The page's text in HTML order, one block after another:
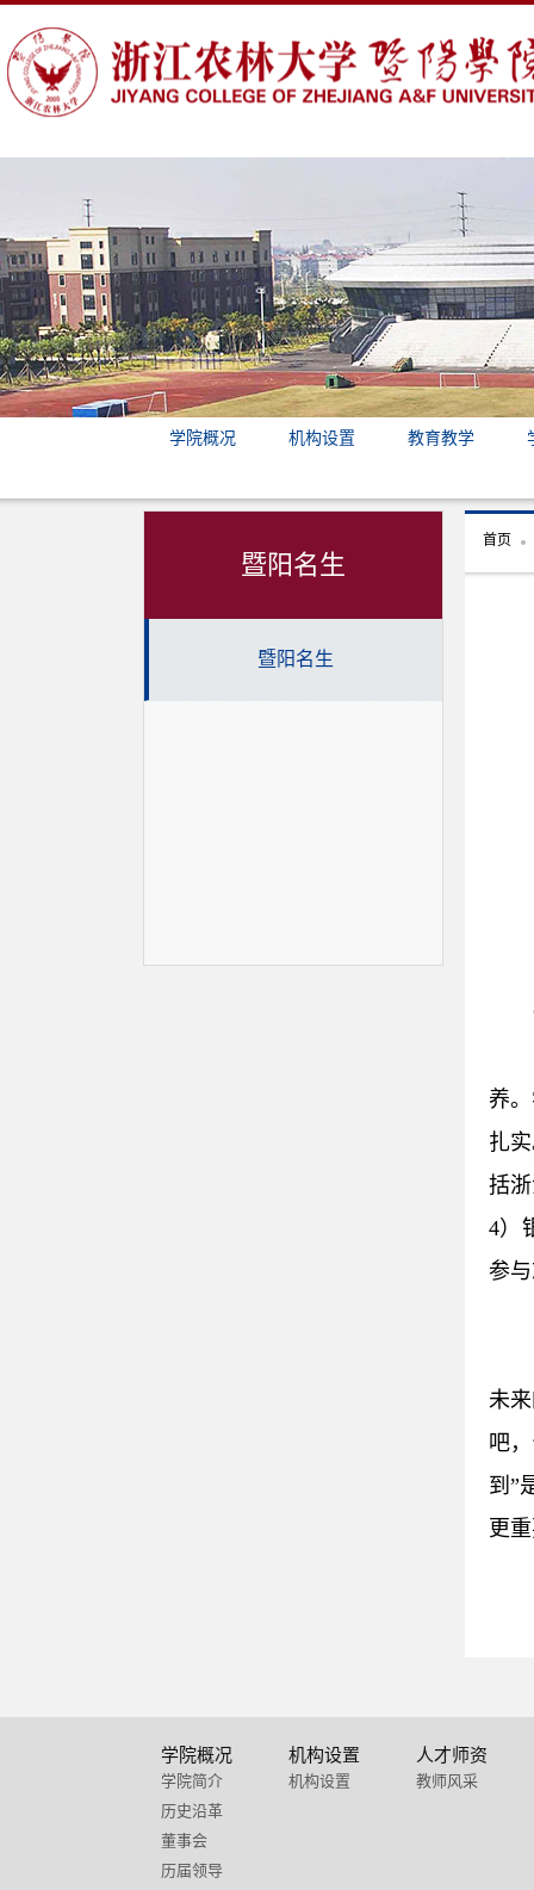
学院概况 机构设置 教育教学
暨阳名生
暨阳名生
首页
养
扎
括
4）
参
未
吧
到”
更
学院概况
学院简介
历史沿革
董事会
历届领导
机构设置
机构设置
人才师资
教师风采